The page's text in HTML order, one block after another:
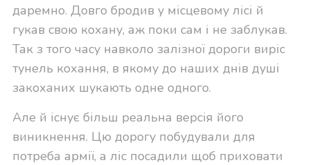
даремно. Довго бродив у місцевому лісі й
гукав свою кохану, аж поки сам і не заблукав.
Так з того часу навколо залізної дороги виріс
тунель кохання, в якому до наших днів душі
закоханих шукають одне одного.
Але й існує більш реальна версія його
виникнення. Цю дорогу побудували для
потреба армії, а ліс посадили щоб приховати